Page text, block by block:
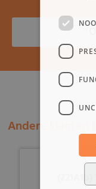
Andere klanten